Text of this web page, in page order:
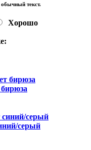
текст.
Хорошо
серый